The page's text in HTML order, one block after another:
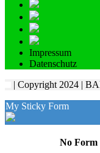
Impressum
Datenschutz
| Copyright 2024 |
My Sticky Form
No Form